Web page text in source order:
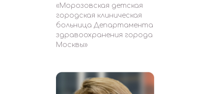
«Морозовская детская
городская клиническая
больница Департамента
здравоохранения города
Москвы»